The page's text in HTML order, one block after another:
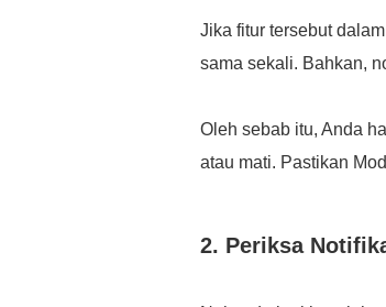
Jika fitur tersebut
sama sekali. Bahkan,
Oleh sebab itu, Anda
atau mati. Pastikan
2. Periksa